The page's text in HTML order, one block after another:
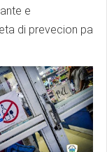
e
di prevecion pa